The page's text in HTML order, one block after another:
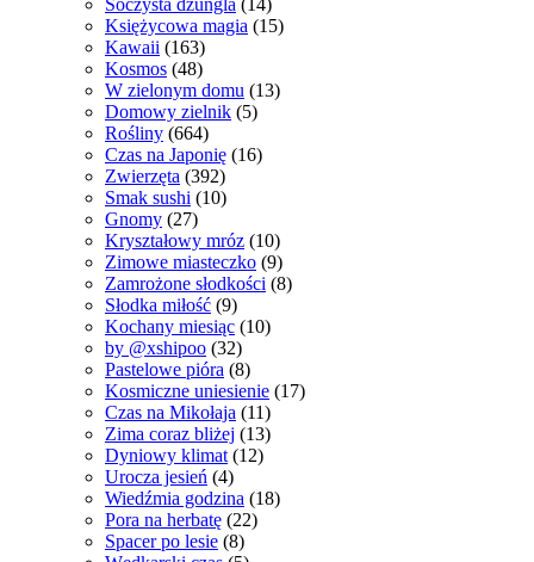
Księżycowa magia (15)
Kawaii (163)
Kosmos (48)
W zielonym domu (13)
Domowy zielnik (5)
Rośliny (664)
Czas na Japonię (16)
Zwierzęta (392)
Smak sushi (10)
Gnomy (27)
Kryształowy mróz (10)
Zimowe miasteczko (9)
Zamrożone słodkości (8)
Słodka miłość (9)
Kochany miesiąc (10)
by @xshipoo (32)
Pastelowe pióra (8)
Kosmiczne uniesienie (17)
Czas na Mikołaja (11)
Zima coraz bliżej (13)
Dyniowy klimat (12)
Urocza jesień (4)
Wiedźmia godzina (18)
Pora na herbatę (22)
Spacer po lesie (8)